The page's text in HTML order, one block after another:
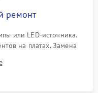
ремонт
или LED-источника.
на платах. Замена
нового цветового
поляризационных